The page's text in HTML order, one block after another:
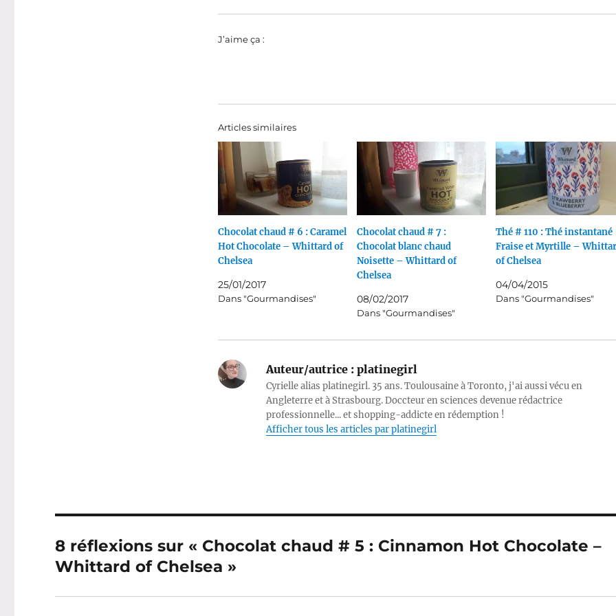
J’aime ça :
Articles similaires
Chocolat chaud # 6 : Caramel
Hot Chocolate – Whittard of
Chelsea
25/01/2017
Dans "Gourmandises"
Chocolat chaud # 7 :
Chocolat blanc chaud
Noisette – Whittard of
Chelsea
08/02/2017
Dans "Gourmandises"
Thé # 110 : Thé instantané
Fraise et Myrtille –
of Chelsea
04/04/2015
Dans "Gourmandises"
Auteur/autrice :platinegirl
Cyrielle alias platinegirl. 35 ans. Toulousaine à Toronto, j'ai aussi vécu en
Angleterre et à Strasbourg. Doccteur en sciences devenue rédactrice
professionnelle... et shopping-addicte en rédemption !
Afficher tous les articles par platinegirl
8 réflexions sur « Chocolat chaud # 5 : Cinnamon Hot Chocolate –
Whittard of Chelsea »